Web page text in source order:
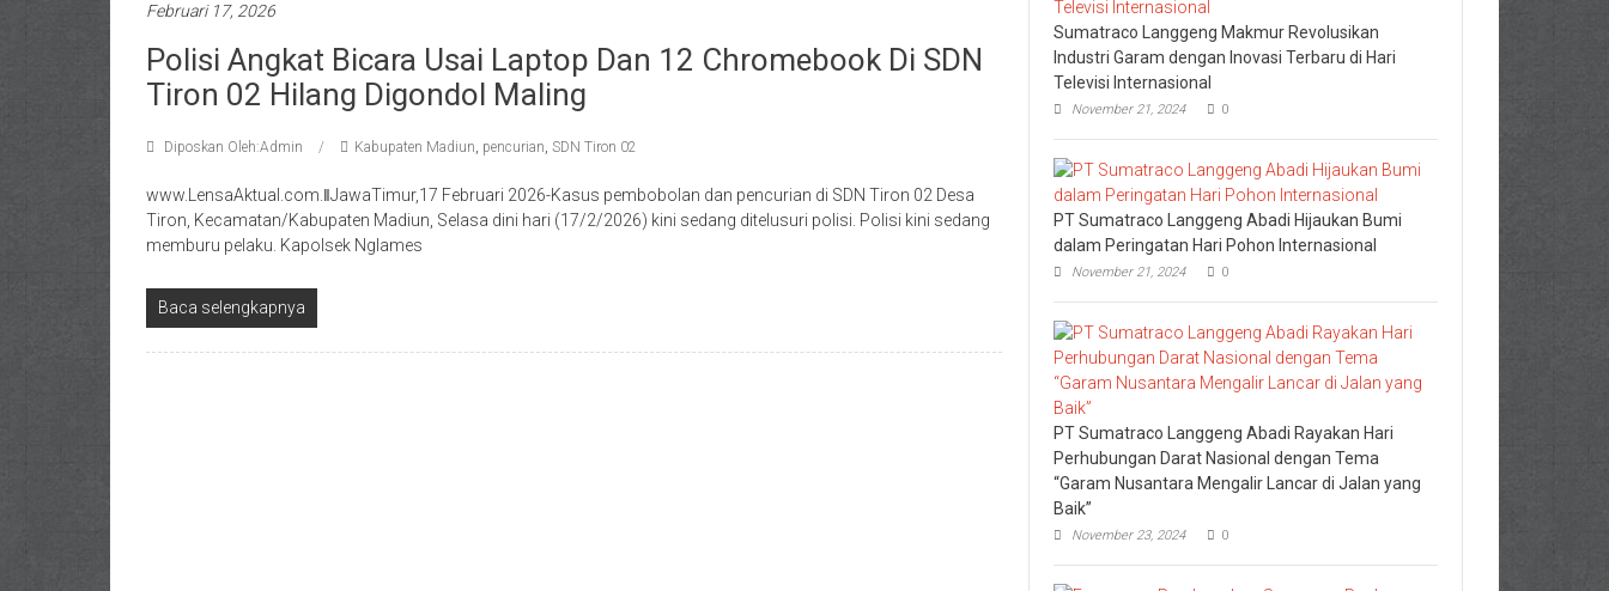
Februari 17, 2026
Polisi Angkat Bicara Usai Laptop Dan 12 Chromebook Di SDN
Tiron 02 Hilang Digondol Maling
Diposkan Oleh:Admin Kabupaten Madiun, pencurian, SDN Tiron 02
www.LensaAktual.com.ǁJawaTimur,17 Februari 2026-Kasus pembobolan dan pencurian di SDN Tiron 02 Desa
Tiron, Kecamatan/Kabupaten Madiun, Selasa dini hari (17/2/2026) kini sedang ditelusuri polisi. Polisi kini sedang
memburu pelaku. Kapolsek Nglames
Baca selengkapnya
Sumatraco Langgeng Makmur Revolusikan
Industri Garam dengan Inovasi Terbaru di Hari
Televisi Internasional
November 21, 2024 0
PT Sumatraco Langgeng Abadi Hijaukan Bumi
dalam Peringatan Hari Pohon Internasional
November 21, 2024 0
PT Sumatraco Langgeng Abadi Rayakan Hari
Perhubungan Darat Nasional dengan Tema
“Garam Nusantara Mengalir Lancar di Jalan yang
Baik”
November 23, 2024 0